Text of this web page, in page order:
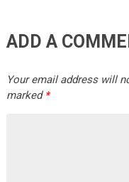
ADD A
Your email address will
marked *